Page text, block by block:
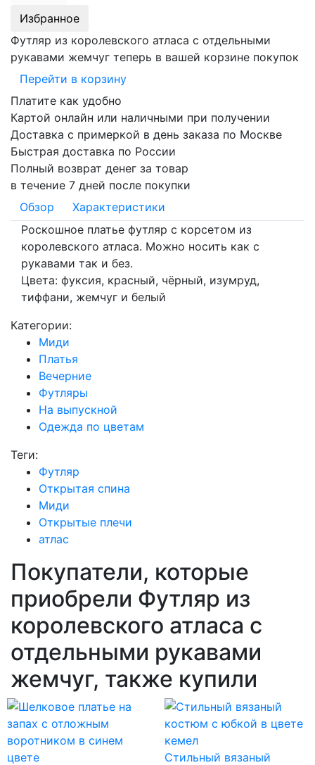
Избранное
Футляр из королевского атласа с отдельными
рукавами жемчуг теперь в вашей корзине покупок
Перейти в корзину
Платите как удобно
Картой онлайн или наличными при получении
Доставка с примеркой в день заказа по Москве
Быстрая доставка по России
Полный возврат денег за товар
в течение 7 дней после покупки
Обзор
Характеристики
Роскошное платье футляр с корсетом из
королевского атласа. Можно носить как с
рукавами так и без.
Цвета: фуксия, красный, чёрный, изумруд,
тиффани, жемчуг и белый
Категории:
Миди
Платья
Вечерние
Футляры
На выпускной
Одежда по цветам
Теги:
Футляр
Открытая спина
Миди
Открытые плечи
атлас
Покупатели, которые
приобрели Футляр из
королевского атласа с
отдельными рукавами
жемчуг, также купили
Стильный вязаный